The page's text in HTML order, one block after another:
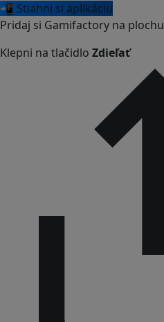
📲 Stiahni si aplikáciu
Pridaj si Gamifactory na plochu
Klepni na tlačidlo Zdieľať